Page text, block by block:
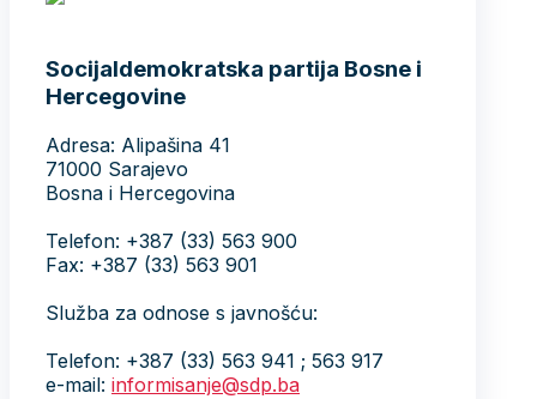
Socijaldemokratska partija Bosne i
Hercegovine
Adresa: Alipašina 41
71000 Sarajevo
Bosna i Hercegovina
Telefon: +387 (33) 563 900
Fax: +387 (33) 563 901
Služba za odnose s javnošću:
Telefon: +387 (33) 563 941 ; 563 917
e-mail: informisanje@sdp.ba